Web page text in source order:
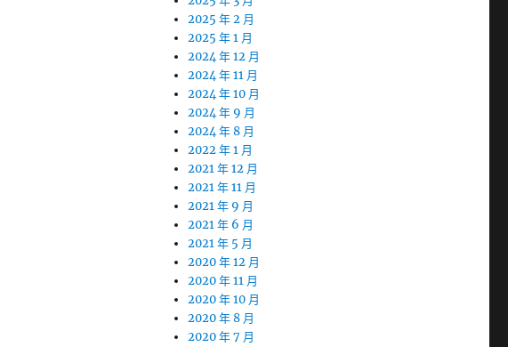
2025 年 2 月
2025 年 1 月
2024 年 12 月
2024 年 11 月
2024 年 10 月
2024 年 9 月
2024 年 8 月
2022 年 1 月
2021 年 12 月
2021 年 11 月
2021 年 9 月
2021 年 6 月
2021 年 5 月
2020 年 12 月
2020 年 11 月
2020 年 10 月
2020 年 8 月
2020 年 7 月